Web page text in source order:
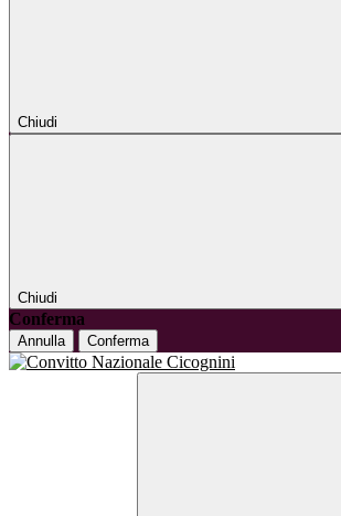
Chiudi
Chiudi
Conferma
Annulla Conferma